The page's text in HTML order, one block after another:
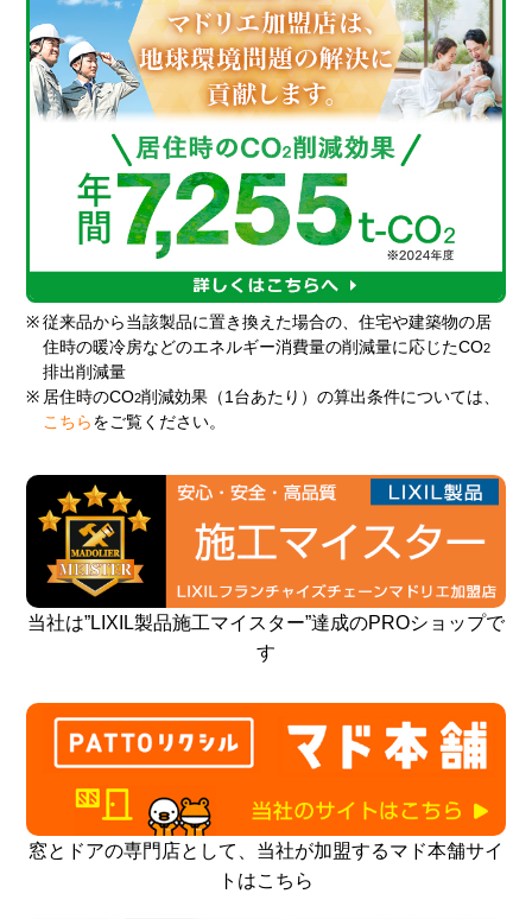
※ 従来品から当該製品に置き換えた場合の、住宅や建築物の居
住時の暖冷房などのエネルギー消費量の削減量に応じたCO2
排出削減量
※ 居住時のCO2削減効果（1台あたり）の算出条件については、
こちら をご覧ください。
当社は”LIXIL製品施工マイスター”達成のPROショップで
す
窓とドアの専門店として、当社が加盟するマド本舗サイ
トはこちら